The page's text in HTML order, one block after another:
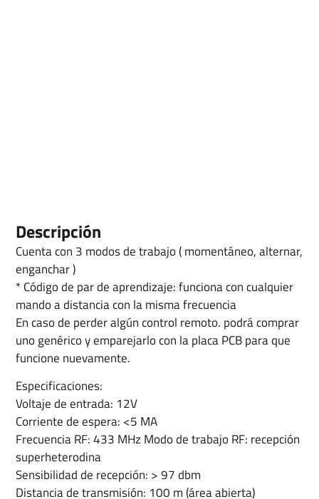
Descripción
Cuenta con 3 modos de trabajo ( momentáneo, alternar,
enganchar )
* Código de par de aprendizaje: funciona con cualquier
mando a distancia con la misma frecuencia
En caso de perder algún control remoto. podrá comprar
uno genérico y emparejarlo con la placa PCB para que
funcione nuevamente.
Especificaciones:
Voltaje de entrada: 12V
Corriente de espera: <5 MA
Frecuencia RF: 433 MHz Modo de trabajo RF: recepción
superheterodina
Sensibilidad de recepción: > 97 dbm
Distancia de transmisión: 100 m (área abierta)